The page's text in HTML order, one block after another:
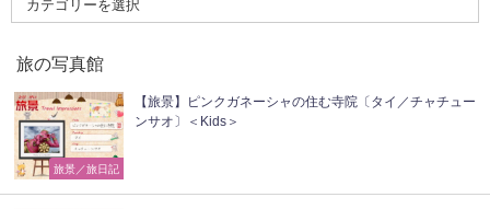
旅の写真館
旅景／旅日記
【旅景】ピンクガネーシャの住む寺院〔タイ／チャチュー
ンサオ〕＜Kids＞